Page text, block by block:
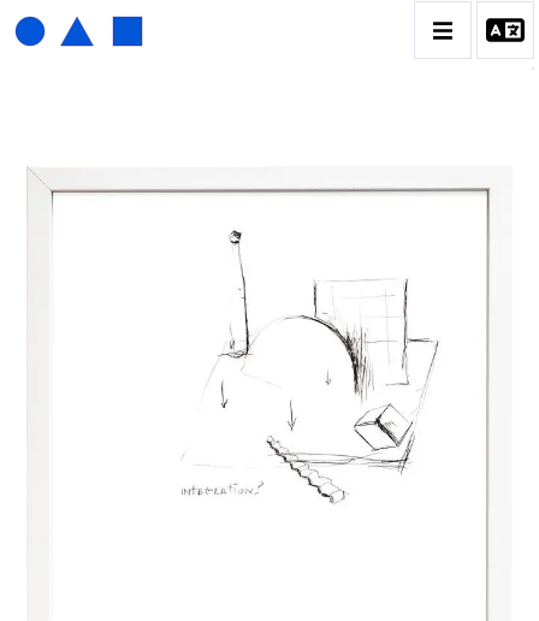
BIOGRAPHIE
CATALOGUE DES OEUVRES
01_SCULPTURE
02_PHOTOGRAPHIQUE
03_COLLAGES
04_DESSINS
05_MONOTYPE